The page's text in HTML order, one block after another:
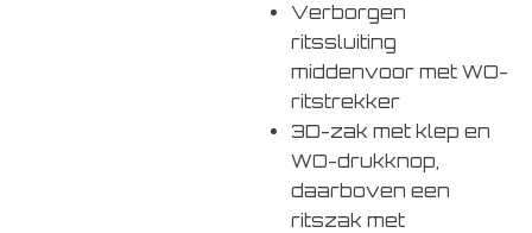
Verborgen
ritssluiting
middenvoor met WO-
ritstrekker
3D-zak met klep en
WO-drukknop,
daarboven een
ritszak met